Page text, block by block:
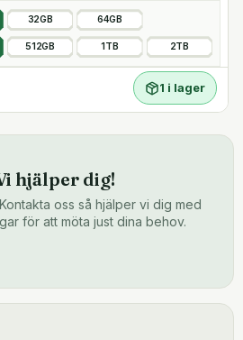
32GB 64GB
512GB 1TB 2TB
1 i lager
hjälper dig!
oss så hjälper vi dig med
för att möta just dina behov.